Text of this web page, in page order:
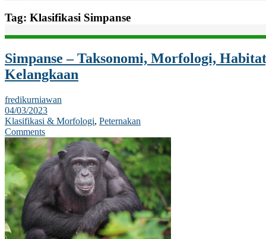
Tag: Klasifikasi Simpanse
Simpanse – Taksonomi, Morfologi,
Kelangkaan
fredikurniawan
04/03/2023
Klasifikasi & Morfologi, Peternakan
Comments